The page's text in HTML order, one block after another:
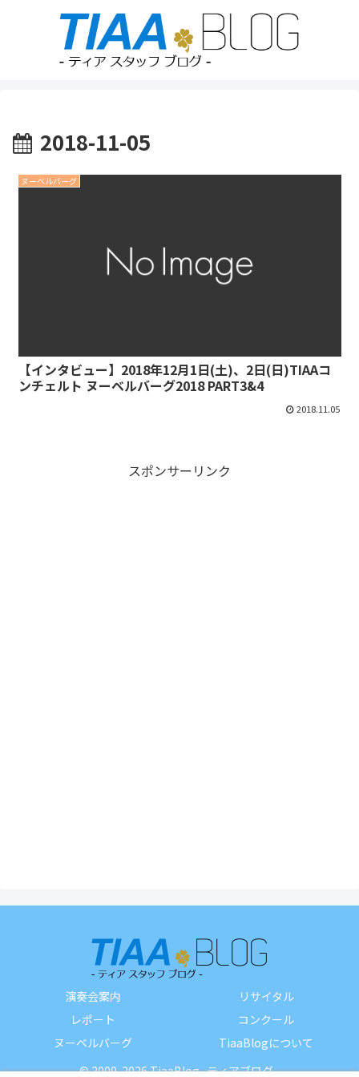
2018-11-05
ヌーベルバーグ
【インタビュー】2018年12月1日(土)、2日(日)TIAAコ
ンチェルト ヌーベルバーグ2018 PART3&4
2018.11.05
スポンサーリンク
演奏会案内
リサイタル
レポート
コンクール
ヌーベルバーグ
TiaaBlogについて
© 2009-2026 TiaaBlog -ティアブログ-.